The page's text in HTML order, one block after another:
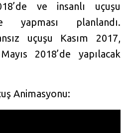
ve insanlı uçuşu
yapması planlandı.
uçuşu Kasım 2017,
2018’de yapılacak
Animasyonu: